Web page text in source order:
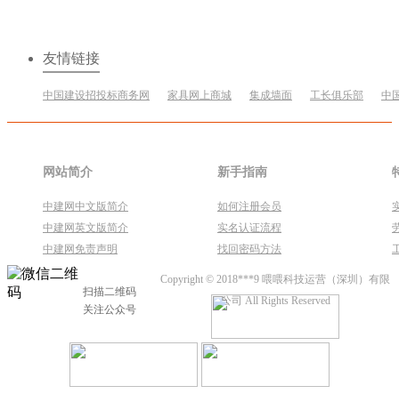
友情链接
中国建设招投标商务网 家具网上商城 集成墙面 工长俱乐部 中
网站简介
中建网中文版简介
中建网英文版简介
中建网免责声明
新手指南
如何注册会员
实名认证流程
找回密码方法
扫描二维码
关注公众号
Copyright © 2018***9 喂喂科技运营（深圳）有限
公司 All Rights Reserved